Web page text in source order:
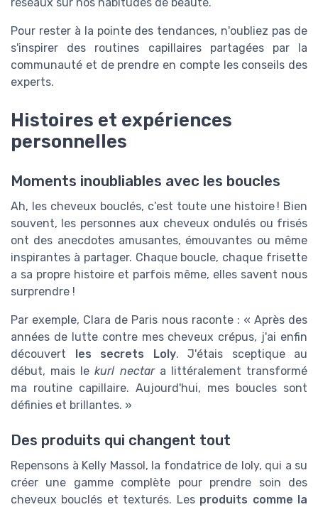
Pour rester à la pointe des tendances, n'oubliez pas de
s'inspirer des routines capillaires partagées par la
communauté et de prendre en compte les conseils des
experts.
Histoires et expériences
personnelles
Moments inoubliables avec les boucles
Ah, les cheveux bouclés, c’est toute une histoire ! Bien
souvent, les personnes aux cheveux ondulés ou frisés
ont des anecdotes amusantes, émouvantes ou même
inspirantes à partager. Chaque boucle, chaque frisette
a sa propre histoire et parfois même, elles savent nous
surprendre !
Par exemple, Clara de Paris nous raconte : « Après des
années de lutte contre mes cheveux crépus, j'ai enfin
découvert
les secrets Loly. J'étais sceptique au
début, mais lekurl nectara littéralement transformé
ma routine capillaire. Aujourd'hui, mes boucles sont
définies et brillantes. »
Des produits qui changent tout
Repensons à Kelly Massol, la fondatrice de loly, qui a su
créer une gamme complète pour prendre soin des
cheveux bouclés et texturés. Les produits comme la